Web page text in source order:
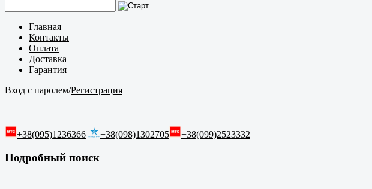
Главная
Контакты
Оплата
Доставка
Гарантия
Вход с паролем/Регистрация
+38(095)1236366 +38(098)1302705 +38(099)2523332
Подробный поиск